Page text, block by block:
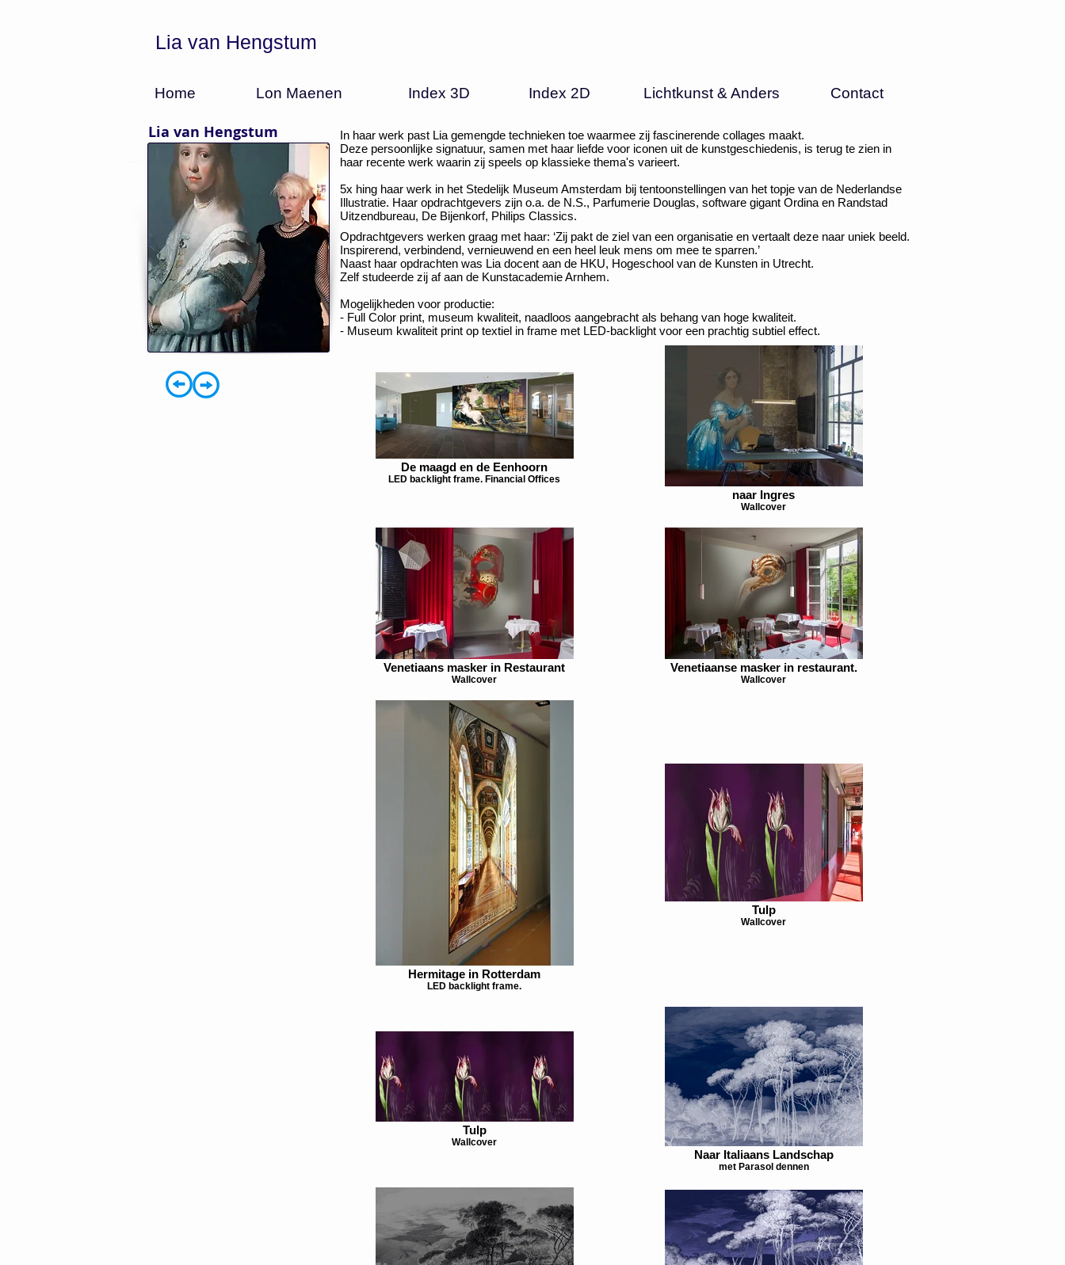
Home Lon Maenen Index 3D Index 2D Lichtkunst & Anders Contact
Lia van Hengstum
In haar werk past Lia gemengde technieken toe waarmee zij fascinerende collages maakt.
Deze persoonlijke signatuur, samen met haar liefde voor iconen uit de kunstgeschiedenis, is terug te zien in
haar recente werk waarin zij speels op klassieke thema's varieert.
5x hing haar werk in het Stedelijk Museum Amsterdam bij tentoonstellingen van het topje van de Nederlandse
Illustratie. Haar opdrachtgevers zijn o.a. de N.S., Parfumerie Douglas, software gigant Ordina en Randstad
Uitzendbureau, De Bijenkorf, Philips Classics.
Opdrachtgevers werken graag met haar: ‘Zij pakt de ziel van een organisatie en vertaalt deze naar uniek beeld.
Inspirerend, verbindend, vernieuwend en een heel leuk mens om mee te sparren.’
Naast haar opdrachten was Lia docent aan de HKU, Hogeschool van de Kunsten in Utrecht.
Zelf studeerde zij af aan de Kunstacademie Arnhem.
Mogelijkheden voor productie:
- Full Color print, museum kwaliteit, naadloos aangebracht als behang van hoge kwaliteit.
- Museum kwaliteit print op textiel in frame met LED-backlight voor een prachtig subtiel effect.
De maagd en de Eenhoorn
LED backlight frame. Financial Offices
naar Ingres
Wallcover
Venetiaans masker in Restaurant
Wallcover
Venetiaanse masker in restaurant.
Wallcover
Hermitage in Rotterdam
LED backlight frame.
Tulp
Wallcover
Tulp
Wallcover
Naar Italiaans Landschap
met Parasol dennen
Lia van Hengstum